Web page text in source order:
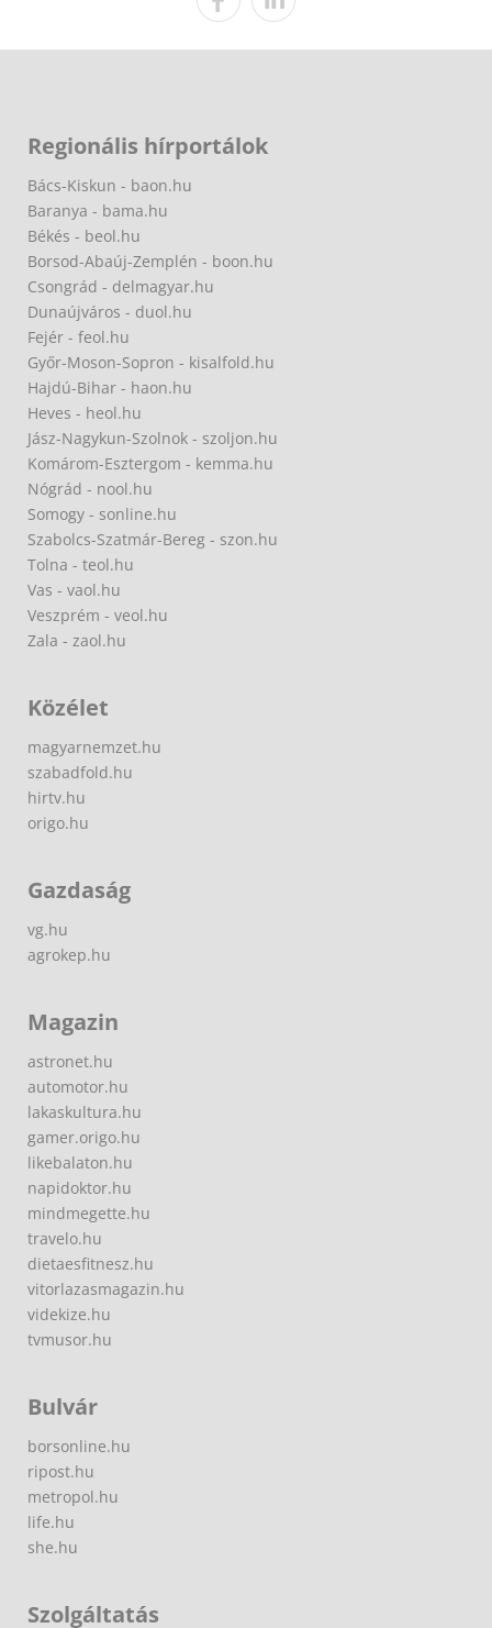
Regionális hírportálok
Bács-Kiskun - baon.hu
Baranya - bama.hu
Békés - beol.hu
Borsod-Abaúj-Zemplén - boon.hu
Csongrád - delmagyar.hu
Dunaújváros - duol.hu
Fejér - feol.hu
Győr-Moson-Sopron - kisalfold.hu
Hajdú-Bihar - haon.hu
Heves - heol.hu
Jász-Nagykun-Szolnok - szoljon.hu
Komárom-Esztergom - kemma.hu
Nógrád - nool.hu
Somogy - sonline.hu
Szabolcs-Szatmár-Bereg - szon.hu
Tolna - teol.hu
Vas - vaol.hu
Veszprém - veol.hu
Zala - zaol.hu
Közélet
magyarnemzet.hu
szabadfold.hu
hirtv.hu
origo.hu
Gazdaság
vg.hu
agrokep.hu
Magazin
astronet.hu
automotor.hu
lakaskultura.hu
gamer.origo.hu
likebalaton.hu
napidoktor.hu
mindmegette.hu
travelo.hu
dietaesfitnesz.hu
vitorlazasmagazin.hu
videkize.hu
tvmusor.hu
Bulvár
borsonline.hu
ripost.hu
metropol.hu
life.hu
she.hu
Szolgáltatás